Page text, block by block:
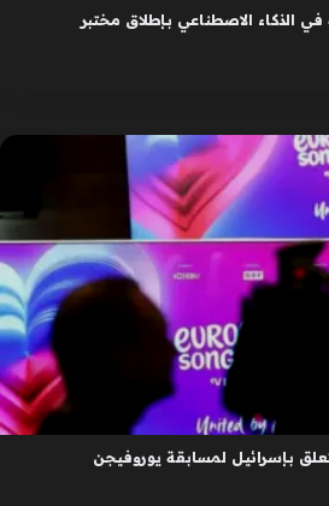
في الذكاء الاصطناعي بإطلاق مختبر
بإسرائيل لمسابقة يوروفيجن